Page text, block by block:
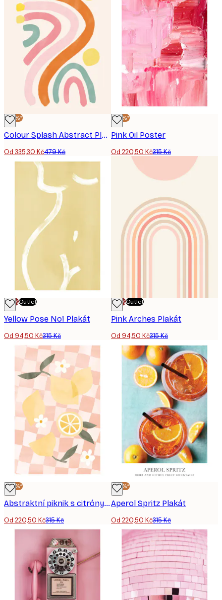
-30%*
Colour Splash Abstract Plakát
Od 335,30 Kč479 Kč
-30%*
Pink Oil Poster
Od 220,50 Kč315 Kč
-70%Outlet
Yellow Pose No1 Plakát
Od 94,50 Kč315 Kč
-70%Outlet
Pink Arches Plakát
Od 94,50 Kč315 Kč
-30%*
Abstraktní piknik s citróny Plakát
Od 220,50 Kč315 Kč
-30%*
Aperol Spritz Plakát
Od 220,50 Kč315 Kč